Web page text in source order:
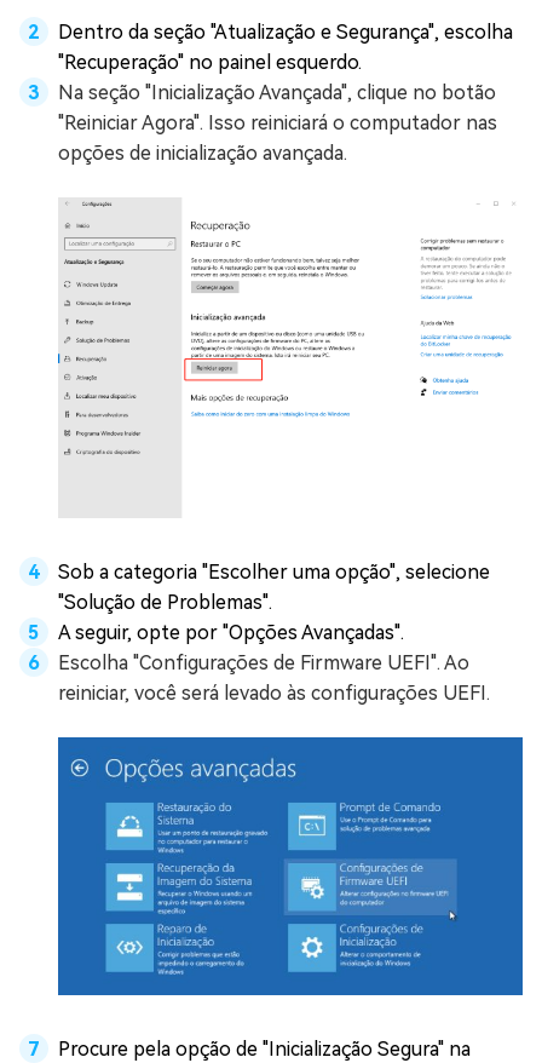
Dentro da seção "Atualização e Segurança", escolha
"Recuperação" no painel esquerdo.
Na seção "Inicialização Avançada", clique no botão
"Reiniciar Agora". Isso reiniciará o computador nas
opções de inicialização avançada.
Sob a categoria "Escolher uma opção", selecione
"Solução de Problemas".
A seguir, opte por "Opções Avançadas".
Escolha "Configurações de Firmware UEFI". Ao
reiniciar, você será levado às configurações UEFI.
Procure pela opção de "Inicialização Segura" na